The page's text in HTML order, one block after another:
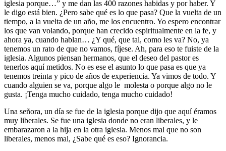
iglesia porque…” y me dan las 400 razones habidas y por haber. Y
le digo está bien. ¿Pero sabe qué es lo que pasa? Que la vuelta de un
tiempo, a la vuelta de un año, me los encuentro. Yo espero encontrar
los que van volando, porque han crecido espiritualmente en la fe, y
ahora ya, cuando hablan… ¿Y qué, que tal, como les va? No, ya
tenemos un rato de que no vamos, fíjese. Ah, para eso te fuiste de la
iglesia. Algunos piensan hermanos, que el deseo del pastor es
tenerlos aquí metidos. No es ese el asunto lo que pasa es que ya
tenemos treinta y pico de años de experiencia. Ya vimos de todo. Y
cuando alguien se va, porque algo le molesta o porque algo no le
gusta. ¡Tenga mucho cuidado, tenga mucho cuidado!
Una señora, un día se fue de la iglesia porque dijo que aquí éramos
muy liberales. Se fue una iglesia donde no eran liberales, y le
embarazaron a la hija en la otra iglesia. Menos mal que no son
liberales, menos mal, ¿Sabe qué es eso? Ignorancia.